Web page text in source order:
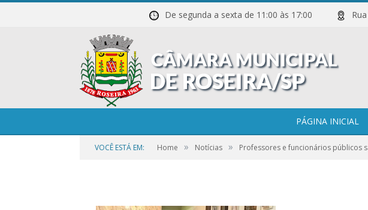
De segunda a sexta de 11:00 às 17:00
PÁGINA INICIAL
VOCÊ ESTÁ EM: Home » Notícias » Professores e funcionários públicos